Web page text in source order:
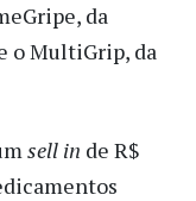
da
o MultiGrip, da
sell in de R$